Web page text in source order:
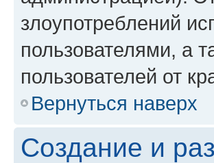
злоупотреблений
пользователями, а
пользователей от
Вернуться наверх
Создание и